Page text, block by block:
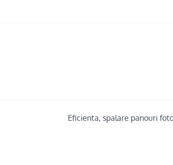
Eficienta, spalare panouri